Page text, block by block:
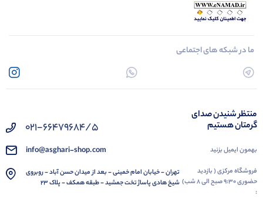
ما در شبکه های اجتماعی
منتظر شنیدن صدای
گرمتان هستیم
بهمون ایمیل بزنید
فروشگاه مرکزی ( بازدید
حضوری 9:30 صبح الی 8 شب)
:
021-66479684/5
info@asghari-shop.com
تهران - خیابان امام خمینی - بعد از میدان حسن آباد - روبروی
شیخ هادی پاساژ تخت جمشید - طبقه همکف - پلاک 23